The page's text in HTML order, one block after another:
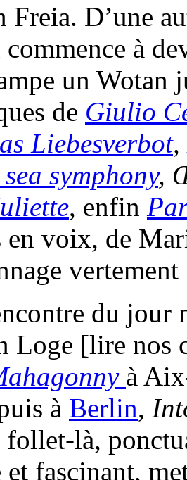
Freia. D’une
à
un Wotan
de Giulio
Liebesverbot,
symphony,
, enfin
en voix, de
du jour
Loge [lire nos
à
à Berlin,
follet-là,
et fascinant,